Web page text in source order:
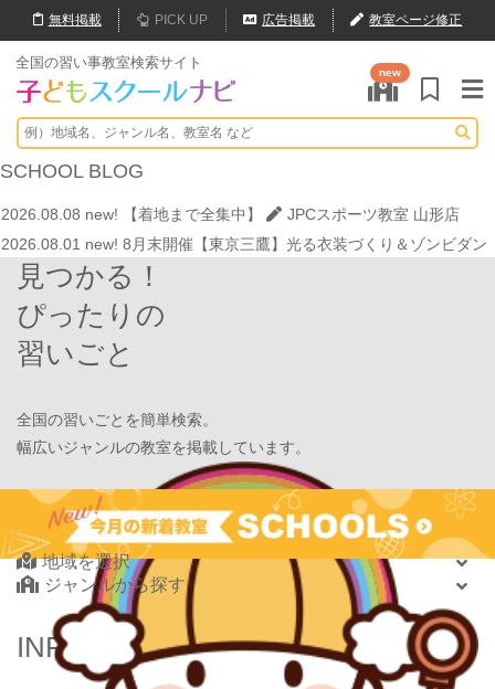
無料掲載 PICK UP 広告掲載 教室ページ修正
全国の習い事教室検索サイト
new
SCHOOL BLOG
2026.07.29 new! 【第24回ファミリードーム杯小学生軟式野球大会】
JPCスポーツ教室 山形店
2026.08.08 new! 【着地まで全集中】
JPCスポーツ教室 山形店
2026.08.01 new! 8月末開催【東京三鷹】光る衣装づくり＆ゾンビダン
スでハロウィンを楽しもう👻
2026.08.01
new! 【鶴見の受験生必見】偏差値38から早稲田・慶應に
大逆転合格！あえて「捨てた」3つの常識
2026.08.01 new!
JPCスポーツ教室 山形店
2026.08.08 new! ゼロからの勉強習慣でMARCH合格！学習塾PLAN B.
学習塾PLAN B. 鶴見校
2026.08.08
new! 【着地まで全集中】
JPCスポーツ教室 山形店
2026.08.01
new! 8月末開催【東京三鷹】光る衣装づくり＆ゾンビダン
スでハロウィンを楽しもう👻
表現教室そうぞう
2026.08.01 new! 【鶴見の受験生必見】偏差値38から早稲田・慶應に
大逆転合格！あえて「捨てた」3つの常識
学習塾PLAN B. 鶴見校
2026.08.01
心を育てる時間は今！1歳2歳
いのまた音楽教室
2026.07.29 new!
【第24回ファミリードーム杯小学生軟式野球大会】
見つかる！
ぴったりの
習いごと
全国の習いごとを簡単検索。
幅広いジャンルの教室を掲載しています。
Find Your School
地域を選択
北海道・東北
北海道
ジャンルから探す
INFORMATION